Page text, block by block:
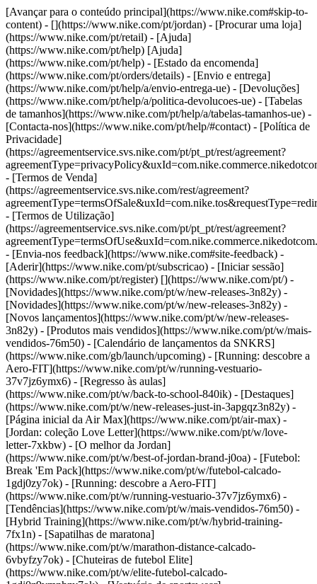
[Avançar para o conteúdo principal](https://www.nike.com#skip-to-
content) - [](https://www.nike.com/pt/jordan) - [Procurar uma loja]
(https://www.nike.com/pt/retail) - [Ajuda]
(https://www.nike.com/pt/help) [Ajuda]
(https://www.nike.com/pt/help) - [Estado da encomenda]
(https://www.nike.com/pt/orders/details) - [Envio e entrega]
(https://www.nike.com/pt/help/a/envio-entrega-ue) - [Devoluções]
(https://www.nike.com/pt/help/a/politica-devolucoes-ue) - [Tabelas
de tamanhos](https://www.nike.com/pt/help/a/tabelas-tamanhos-ue) -
[Contacta-nos](https://www.nike.com/pt/help/#contact) - [Política de
Privacidade]
(https://agreementservice.svs.nike.com/pt/pt_pt/rest/agreement?
- [Termos de Venda]
(https://agreementservice.svs.nike.com/rest/agreement?
- [Termos de Utilização]
(https://agreementservice.svs.nike.com/pt/pt_pt/rest/agreement?
- [Envia-nos feedback](https://www.nike.com#site-feedback) -
[Aderir](https://www.nike.com/pt/subscricao) - [Iniciar sessão]
(https://www.nike.com/pt/register) [](https://www.nike.com/pt/) -
[Novidades](https://www.nike.com/pt/w/new-releases-3n82y) -
[Novidades](https://www.nike.com/pt/w/new-releases-3n82y) -
[Novos lançamentos](https://www.nike.com/pt/w/new-releases-
3n82y) - [Produtos mais vendidos](https://www.nike.com/pt/w/mais-
vendidos-76m50) - [Calendário de lançamentos da SNKRS]
(https://www.nike.com/gb/launch/upcoming) - [Running: descobre a
Aero-FIT](https://www.nike.com/pt/w/running-vestuario-
37v7jz6ymx6) - [Regresso às aulas]
(https://www.nike.com/pt/w/back-to-school-840ik) - [Destaques]
(https://www.nike.com/pt/w/new-releases-just-in-3apgqz3n82y) -
[Página inicial da Air Max](https://www.nike.com/pt/air-max) -
[Jordan: coleção Love Letter](https://www.nike.com/pt/w/love-
letter-7xkbw) - [O melhor da Jordan]
(https://www.nike.com/pt/w/best-of-jordan-brand-j0oa) - [Futebol:
Break 'Em Pack](https://www.nike.com/pt/w/futebol-calcado-
1gdj0zy7ok) - [Running: descobre a Aero-FIT]
(https://www.nike.com/pt/w/running-vestuario-37v7jz6ymx6) -
[Tendências](https://www.nike.com/pt/w/mais-vendidos-76m50) -
[Hybrid Training](https://www.nike.com/pt/w/hybrid-training-
7fx1n) - [Sapatilhas de maratona]
(https://www.nike.com/pt/w/marathon-distance-calcado-
6vbyfzy7ok) - [Chuteiras de futebol Elite]
(https://www.nike.com/pt/w/elite-futebol-calcado-